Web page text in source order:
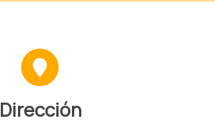
Dirección